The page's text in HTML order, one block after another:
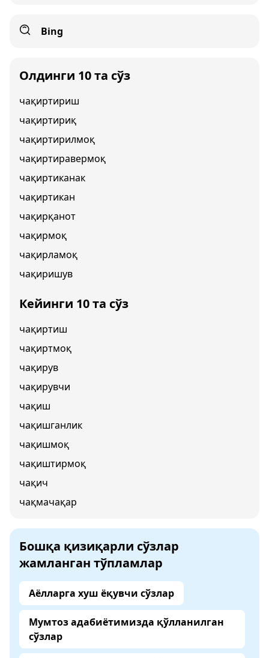
Bing
Олдинги 10 та сўз
чақиртириш
чақиртириқ
чақиртирилмоқ
чақиртиравермоқ
чақиртиканак
чақиртикан
чақирқанот
чақирмоқ
чақирламоқ
чақиришув
Кейинги 10 та сўз
чақиртиш
чақиртмоқ
чақирув
чақирувчи
чақиш
чақишганлик
чақишмоқ
чақиштирмоқ
чақич
чақмачақар
Бошқа қизиқарли сўзлар
жамланган тўпламлар
Аёлларга хуш ёқувчи сўзлар
Мумтоз адабиётимизда қўлланилган
сўзлар